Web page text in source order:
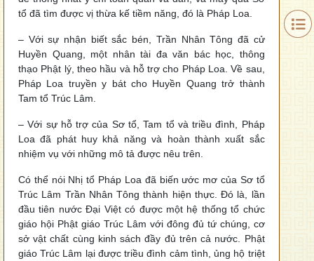
tổ đã tìm được vị thừa kế tiềm năng, đó là Pháp Loa.
– Với sự nhận biết sắc bén, Trần Nhân Tông đã cử
Huyền Quang, một nhân tài đa văn bác học, thông
thạo Phật lý, theo hầu và hỗ trợ cho Pháp Loa. Về sau,
Pháp Loa truyền y bát cho Huyền Quang trở thành
Tam tổ Trúc Lâm.
– Với sự hỗ trợ của Sơ tổ, Tam tổ và triều đình, Pháp
Loa đã phát huy khả năng và hoàn thành xuất sắc
nhiệm vụ với những mô tả được nêu trên.
Có thể nói Nhị tổ Pháp Loa đã biến ước mơ của Sơ tổ
Trúc Lâm Trần Nhân Tông thành hiện thực. Đó là, lần
đầu tiên nước Đại Việt có được một hệ thống tổ chức
giáo hội Phật giáo Trúc Lâm với đông đủ tứ chúng, cơ
sở vật chất cùng kinh sách đầy đủ trên cả nước. Phật
giáo Trúc Lâm lại được triều đình cảm tình, ủng hộ triệt